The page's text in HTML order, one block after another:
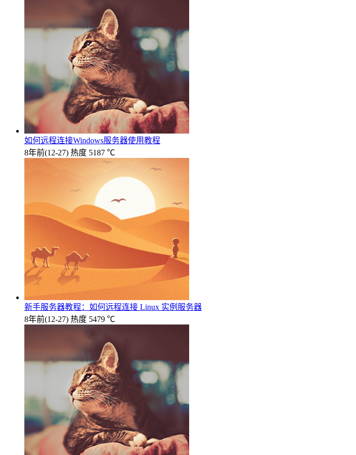
如何远程连接Windows服务器使用教程
8年前(12-27) 热度 5187 ℃
新手服务器教程：如何远程连接 Linux 实例服务器
8年前(12-27) 热度 5479 ℃